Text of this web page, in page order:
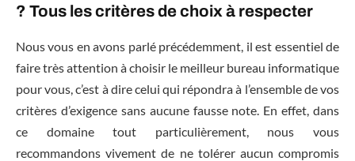
? Tous les critères de choix à respecter
Nous vous en avons parlé précédemment, il est essentiel de
faire très attention à choisir le meilleur bureau informatique
pour vous, c’est à dire celui qui répondra à l’ensemble de vos
critères d’exigence sans aucune fausse note. En effet, dans
ce domaine tout particulièrement, nous vous
recommandons vivement de ne tolérer aucun compromis